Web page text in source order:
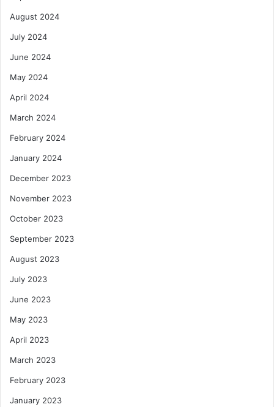
August 2024
July 2024
June 2024
May 2024
April 2024
March 2024
February 2024
January 2024
December 2023
November 2023
October 2023
September 2023
August 2023
July 2023
June 2023
May 2023
April 2023
March 2023
February 2023
January 2023